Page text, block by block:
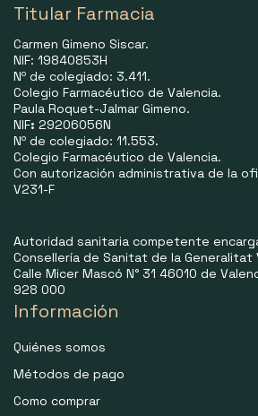
Titular Farmacia
Carmen Gimeno Siscar.
NIF: 19840853H
Nº de colegiado: 3.411.
Colegio Farmacéutico de Valencia.
Paula Roquet-Jalmar Gimeno.
NIF: 29206056N
Nº de colegiado: 11.553.
Colegio Farmacéutico de Valencia.
Con autorización administrativa de la
V231-F
Autoridad sanitaria competente
Consellería de Sanitat de la Generalitat
Calle Micer Mascó N° 31 46010 de
928 000
Información
Quiénes somos
Métodos de pago
Como comprar